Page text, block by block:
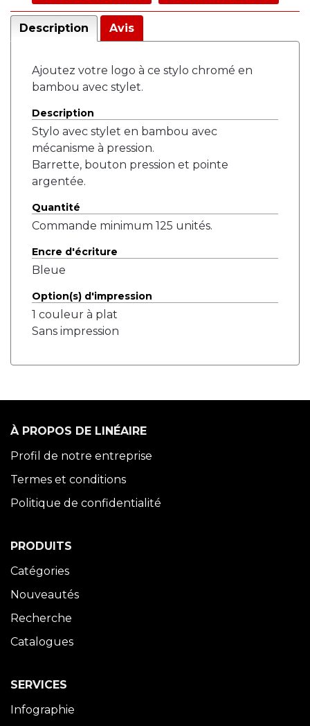
Description Avis
Ajoutez votre logo à ce stylo chromé en
bambou avec stylet.
Description
Stylo avec stylet en bambou avec
mécanisme à pression.
Barrette, bouton pression et pointe
argentée.
Quantité
Commande minimum 125 unités.
Encre d'écriture
Bleue
Option(s) d'impression
1 couleur à plat
Sans impression
À PROPOS DE LINÉAIRE
Profil de notre entreprise
Termes et conditions
Politique de confidentialité
PRODUITS
Catégories
Nouveautés
Recherche
Catalogues
SERVICES
Infographie